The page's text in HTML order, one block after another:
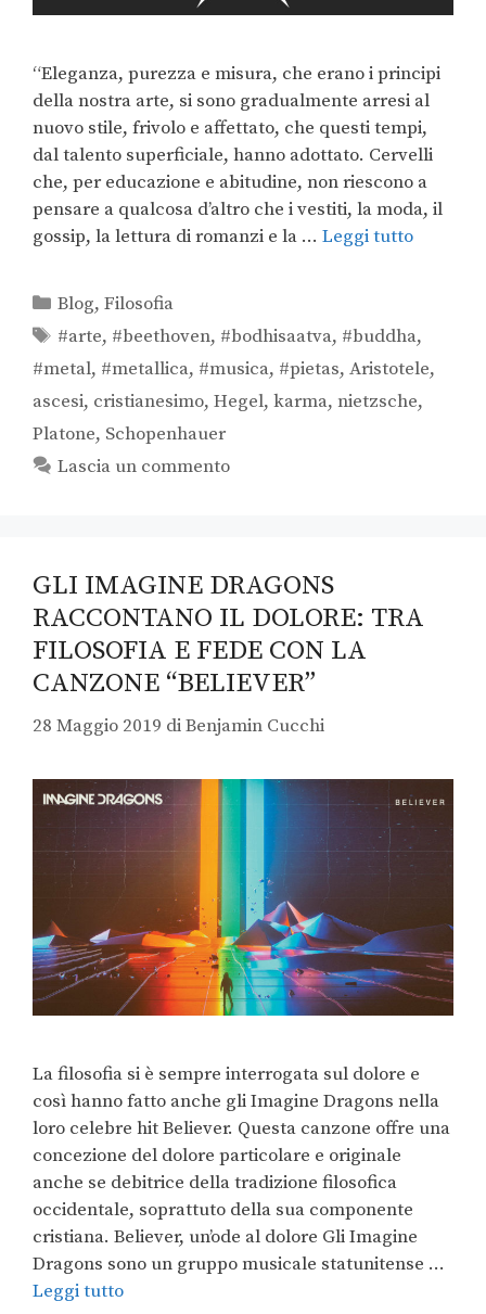
“Eleganza, purezza e misura, che erano i principi
della nostra arte, si sono gradualmente arresi al
nuovo stile, frivolo e affettato, che questi tempi,
dal talento superficiale, hanno adottato. Cervelli
che, per educazione e abitudine, non riescono a
pensare a qualcosa d’altro che i vestiti, la moda, il
gossip, la lettura di romanzi e la … Leggi tutto
Blog,Filosofia
#arte, #beethoven, #bodhisaatva, #buddha,
#metal, #metallica, #musica, #pietas, Aristotele,
ascesi, cristianesimo, Hegel, karma, nietzsche,
Platone, Schopenhauer
Lascia un commento
GLI IMAGINE DRAGONS
RACCONTANO IL DOLORE: TRA
FILOSOFIA E FEDE CON LA
CANZONE “BELIEVER”
28 Maggio 2019 diBenjamin Cucchi
La filosofia si è sempre interrogata sul dolore e
così hanno fatto anche gli Imagine Dragons nella
loro celebre hit Believer. Questa canzone offre una
concezione del dolore particolare e originale
anche se debitrice della tradizione filosofica
occidentale, soprattuto della sua componente
cristiana. Believer, un’ode al dolore Gli Imagine
Dragons sono un gruppo musicale statunitense …
Leggi tutto